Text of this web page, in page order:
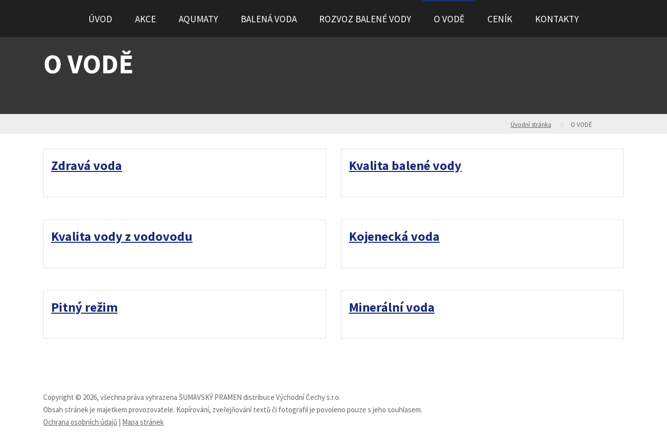
ÚVOD AKCE AQUMATY BALENÁ VODA ROZVOZ BALENÉ VODY O VODĚ CENÍK KONTAKTY
O VODĚ
Úvodní stránka O VODĚ
Zdravá voda Kvalita balené vody
Kvalita vody z vodovodu Kojenecká voda
Pitný režim Minerální voda
Copyright © 2026, všechna práva vyhrazena ŠUMAVSKÝ PRAMEN distribuce Východní Čechy s.r.o.
Obsah stránek je majetkem provozovatele. Kopírování, zveřejňování textů či fotografií je povoleno pouze s jeho souhlasem.
Ochrana osobních údajů
Mapa stránek